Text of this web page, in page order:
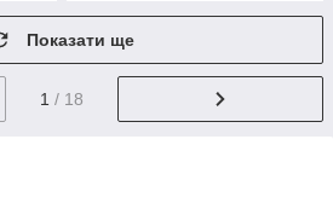
Показати ще
1 / 18